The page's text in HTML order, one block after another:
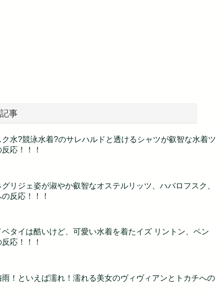
事
ク水?競泳水着?のサレハルドと透けるシャツが叡智な水着ツ
応！！！
グリジェ姿が淑やか叡智なオステルリッツ、ハバロフスク、
反応！！！
ベタイは酷いけど、可愛い水着を着たイズ リントン、ペン
応！！！
雨！といえば濡れ！濡れる美女のヴィヴィアンとトカチへの